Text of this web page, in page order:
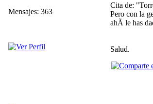
Mensajes: 363
Cita de:
Pero con la
ahÃ­ le has
Salud.